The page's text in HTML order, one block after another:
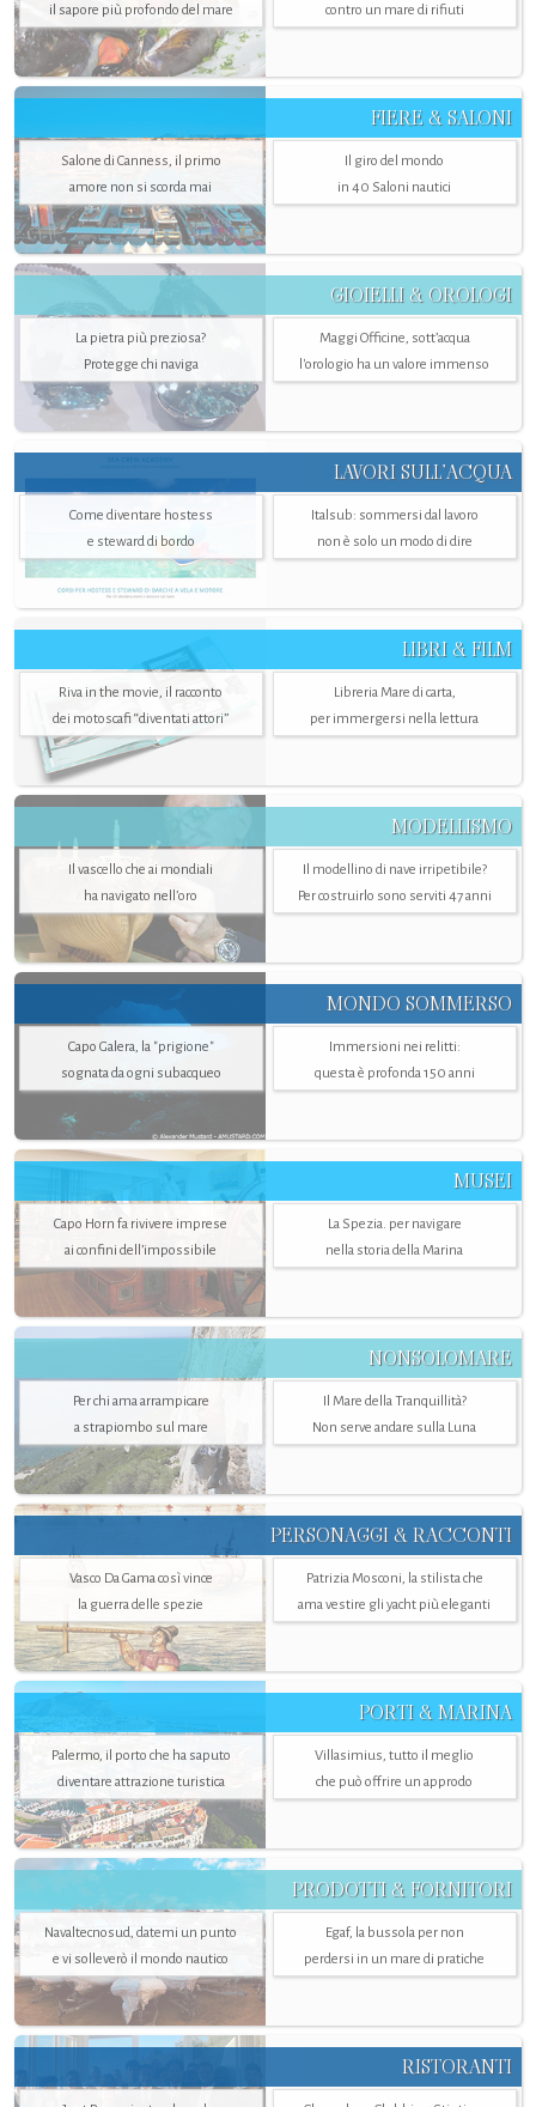
il sapore più profondo del mare
contro un mare di rifiuti
FIERE & SALONI
Salone di Canness, il primo
amore non si scorda mai
Il giro del mondo
in 40 Saloni nautici
GIOIELLI & OROLOGI
La pietra più preziosa?
Protegge chi naviga
Maggi Officine, sott’acqua
l'orologio ha un valore immenso
LAVORI SULL’ACQUA
Come diventare hostess
e steward di bordo
Italsub: sommersi dal lavoro
non è solo un modo di dire
LIBRI & FILM
Riva in the movie, il racconto
dei motoscafi “diventati attori”
Libreria Mare di carta,
per immergersi nella lettura
MODELLISMO
Il vascello che ai mondiali
ha navigato nell’oro
Il modellino di nave irripetibile?
Per costruirlo sono serviti 47 anni
MONDO SOMMERSO
Capo Galera, la "prigione"
sognata da ogni subacqueo
Immersioni nei relitti:
questa è profonda 150 anni
MUSEI
Capo Horn fa rivivere imprese
ai confini dell’impossibile
La Spezia. per navigare
nella storia della Marina
NONSOLOMARE
Per chi ama arrampicare
a strapiombo sul mare
Il Mare della Tranquillità?
Non serve andare sulla Luna
PERSONAGGI & RACCONTI
Vasco Da Gama così vince
la guerra delle spezie
Patrizia Mosconi, la stilista che
ama vestire gli yacht più eleganti
PORTI & MARINA
Palermo, il porto che ha saputo
diventare attrazione turistica
Villasimius, tutto il meglio
che può offrire un approdo
PRODOTTI & FORNITORI
Navaltecnosud, datemi un punto
e vi solleverò il mondo nautico
Egaf, la bussola per non
perdersi in un mare di pratiche
RISTORANTI